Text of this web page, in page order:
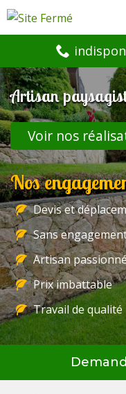
Artisan
Voir nos
Nos
Devis et
Sans
Artisan
Prix imbattable
Travail de qualité